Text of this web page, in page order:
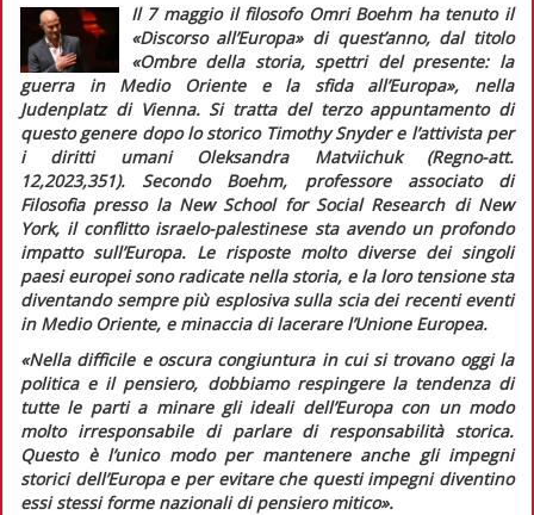
Il 7 maggio il filosofo Omri Boehm ha tenuto il
«Discorso all’Europa» di quest’anno, dal titolo
«Ombre della storia, spettri del presente: la
guerra in Medio Oriente e la sfida all’Europa», nella
Judenplatz di Vienna. Si tratta del terzo appuntamento di
questo genere dopo lo storico Timothy Snyder e l’attivista per
i diritti umani Oleksandra Matviichuk (Regno-att.
12,2023,351). Secondo Boehm, professore associato di
Filosofia presso la New School for Social Research di New
York, il conflitto israelo-palestinese sta avendo un profondo
impatto sull’Europa. Le risposte molto diverse dei singoli
paesi europei sono radicate nella storia, e la loro tensione sta
diventando sempre più esplosiva sulla scia dei recenti eventi
in Medio Oriente, e minaccia di lacerare l’Unione Europea.
«Nella difficile e oscura congiuntura in cui si trovano oggi la
politica e il pensiero, dobbiamo respingere la tendenza di
tutte le parti a minare gli ideali dell’Europa con un modo
molto irresponsabile di parlare di responsabilità storica.
Questo è l’unico modo per mantenere anche gli impegni
storici dell’Europa e per evitare che questi impegni diventino
essi stessi forme nazionali di pensiero mitico».